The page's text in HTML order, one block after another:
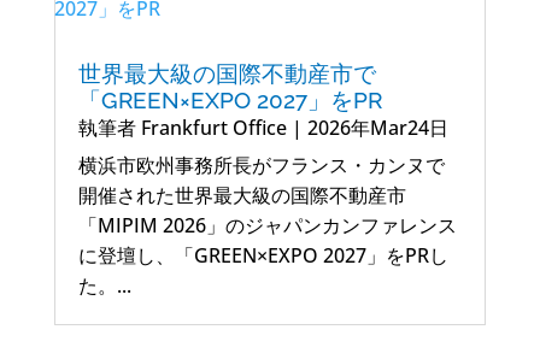
世界最大級の国際不動産市で
「GREEN×EXPO 2027」をPR
執筆者 Frankfurt Office| 2026年Mar24日
横浜市欧州事務所長がフランス・カンヌで
開催された世界最大級の国際不動産市
「MIPIM 2026」のジャパンカンファレンス
に登壇し、「GREEN×EXPO 2027」をPRし
た。...